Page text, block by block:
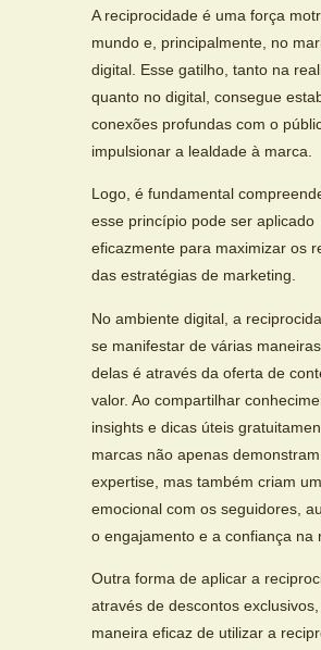
A reciprocidade é uma força
mundo e, principalmente, no
digital. Esse gatilho, tanto na
quanto no digital, consegue
conexões profundas com o
impulsionar a lealdade à marca.
Logo, é fundamental
esse princípio pode ser aplicado
eficazmente para maximizar os
das estratégias de marketing.
No ambiente digital, a
se manifestar de várias
delas é através da oferta de
valor. Ao compartilhar
insights e dicas úteis
marcas não apenas
expertise, mas também criam
emocional com os seguidores,
o engajamento e a confiança na
Outra forma de aplicar a
através de descontos
maneira eficaz de utilizar a